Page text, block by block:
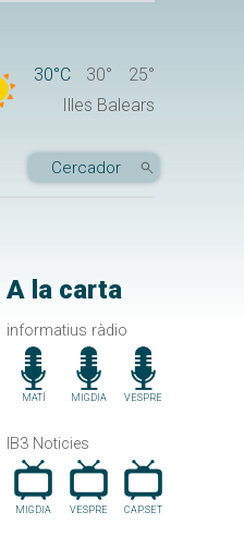
30°C 30°
25°
Illes Balears
A la carta
informatius ràdio
MATÍ MIGDIA VESPRE
IB3 Noticies
MIGDIA VESPRE CAP.SET